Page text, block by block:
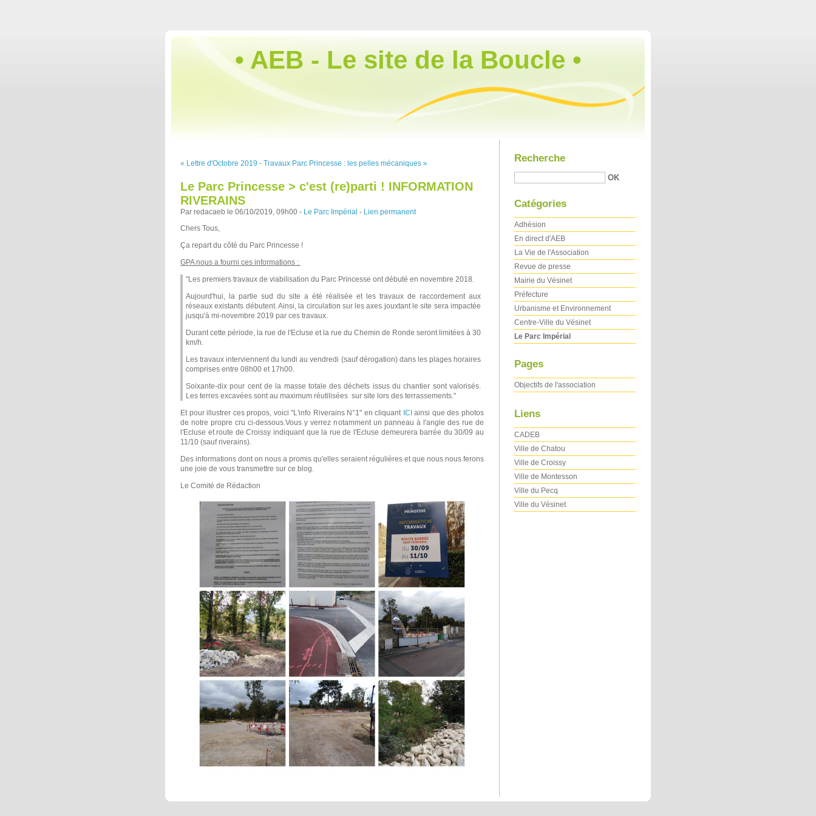
• AEB - Le site de la Boucle •
« Lettre d'Octobre 2019 - Travaux Parc Princesse : les pelles mécaniques »
Le Parc Princesse > c'est (re)parti ! INFORMATION
RIVERAINS
Par redacaeb le 06/10/2019, 09h00 - Le Parc Impérial - Lien permanent
Chers Tous,
Ça repart du côté du Parc Princesse !
GPA nous a fourni ces informations :
"Les premiers travaux de viabilisation du Parc Princesse ont débuté en novembre 2018.
Aujourd'hui, la partie sud du site a été réalisée et les travaux de raccordement aux
réseaux existants débutent. Ainsi, la circulation sur les axes jouxtant le site sera impactée
jusqu'à mi-novembre 2019 par ces travaux.
Durant cette période, la rue de l'Ecluse et la rue du Chemin de Ronde seront limitées à 30
km/h.
Les travaux interviennent du lundi au vendredi (sauf dérogation) dans les plages horaires
comprises entre 08h00 et 17h00.
Soixante-dix pour cent de la masse totale des déchets issus du chantier sont valorisés.
Les terres excavées sont au maximum réutilisées sur site lors des terrassements."
Et pour illustrer ces propos, voici "L'info Riverains N°1" en cliquant ICI ainsi que des photos
de notre propre cru ci-dessous.Vous y verrez notamment un panneau à l'angle des rue de
l'Ecluse et route de Croissy indiquant que la rue de l'Ecluse demeurera barrée du 30/09 au
11/10 (sauf riverains).
Des informations dont on nous a promis qu'elles seraient régulières et que nous nous ferons
une joie de vous transmettre sur ce blog.
Le Comité de Rédaction
Recherche
Catégories
Adhésion
En direct d'AEB
La Vie de l'Association
Revue de presse
Mairie du Vésinet
Préfecture
Urbanisme et Environnement
Centre-Ville du Vésinet
Le Parc Impérial
Pages
Objectifs de l'association
Liens
CADEB
Ville de Chatou
Ville de Croissy
Ville de Montesson
Ville du Pecq
Ville du Vésinet